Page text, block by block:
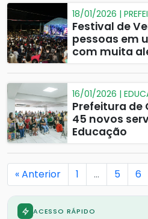
18/01/2026 |
Festival de
pessoas em
com muita
16/01/2026 |
Prefeitura de
45 novos
Educação
« Anterior 1 … 5 6
ACESSO RÁPIDO